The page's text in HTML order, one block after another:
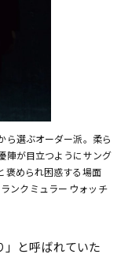
ら選ぶオーダー派。柔ら
陣が目立つようにサング
褒められ困惑する場面
ンクミュラー ウォッチ
と呼ばれていた